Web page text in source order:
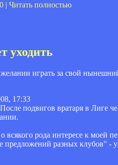
| Читать полностью
уходить
играть за свой
17:33
подвигов вратаря в Лиге
рода интересе к моей
предложений разных клубов" -